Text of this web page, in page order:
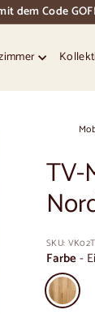
Dias
dem Code
TV-
SKU:
Farbe-